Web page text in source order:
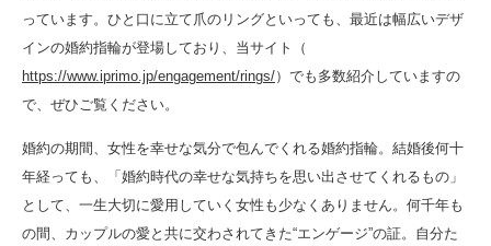
っています。ひと口に立て爪のリングといっても、最近は幅広いデザ
インの婚約指輪が登場しており、当サイト（
https://www.iprimo.jp/engagement/rings/）でも多数紹介していますの
で、ぜひご覧ください。
婚約の期間、女性を幸せな気分で包んでくれる婚約指輪。結婚後何十
年経っても、「婚約時代の幸せな気持ちを思い出させてくれるもの」
として、一生大切に愛用していく女性も少なくありません。何千年も
の間、カップルの愛と共に交わされてきた“エンゲージ”の証。自分た